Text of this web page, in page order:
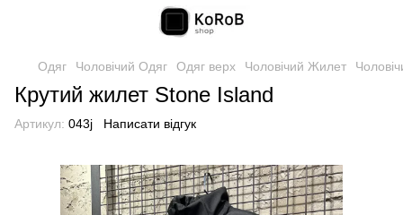
Одяг Чоловічий Одяг Одяг верх Чоловічий Жилет
Крутий жилет Stone Island
Артикул: 043j Написати відгук